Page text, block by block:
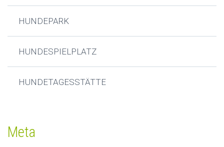
HUNDEPARK
HUNDESPIELPLATZ
HUNDETAGESSTÄTTE
Meta